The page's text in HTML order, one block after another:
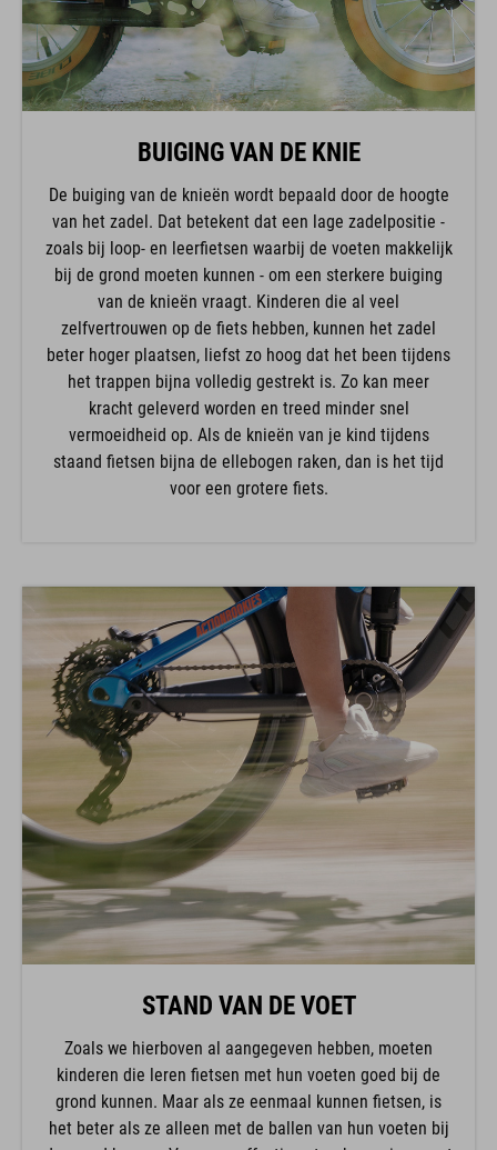
BUIGING VAN DE KNIE
De buiging van de knieën wordt bepaald door de hoogte
van het zadel. Dat betekent dat een lage zadelpositie -
zoals bij loop- en leerfietsen waarbij de voeten makkelijk
bij de grond moeten kunnen - om een sterkere buiging
van de knieën vraagt. Kinderen die al veel
zelfvertrouwen op de fiets hebben, kunnen het zadel
beter hoger plaatsen, liefst zo hoog dat het been tijdens
het trappen bijna volledig gestrekt is. Zo kan meer
kracht geleverd worden en treed minder snel
vermoeidheid op. Als de knieën van je kind tijdens
staand fietsen bijna de ellebogen raken, dan is het tijd
voor een grotere fiets.
STAND VAN DE VOET
Zoals we hierboven al aangegeven hebben, moeten
kinderen die leren fietsen met hun voeten goed bij de
grond kunnen. Maar als ze eenmaal kunnen fietsen, is
het beter als ze alleen met de ballen van hun voeten bij